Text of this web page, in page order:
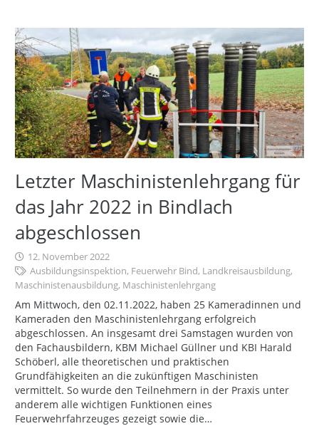
Letzter Maschinistenlehrgang für
das Jahr 2022 in Bindlach
abgeschlossen
12. November 2022
Ausbildungsinspektion, Feuerwehr Bind, Landkreisausbildung,
Maschinistenausbildung, Maschinistenlehrgang
Am Mittwoch, den 02.11.2022, haben 25 Kameradinnen und
Kameraden den Maschinistenlehrgang erfolgreich
abgeschlossen. An insgesamt drei Samstagen wurden von
den Fachausbildern, KBM Michael Güllner und KBI Harald
Schöberl, alle theoretischen und praktischen
Grundfähigkeiten an die zukünftigen Maschinisten
vermittelt. So wurde den Teilnehmern in der Praxis unter
anderem alle wichtigen Funktionen eines
Feuerwehrfahrzeuges gezeigt sowie die…